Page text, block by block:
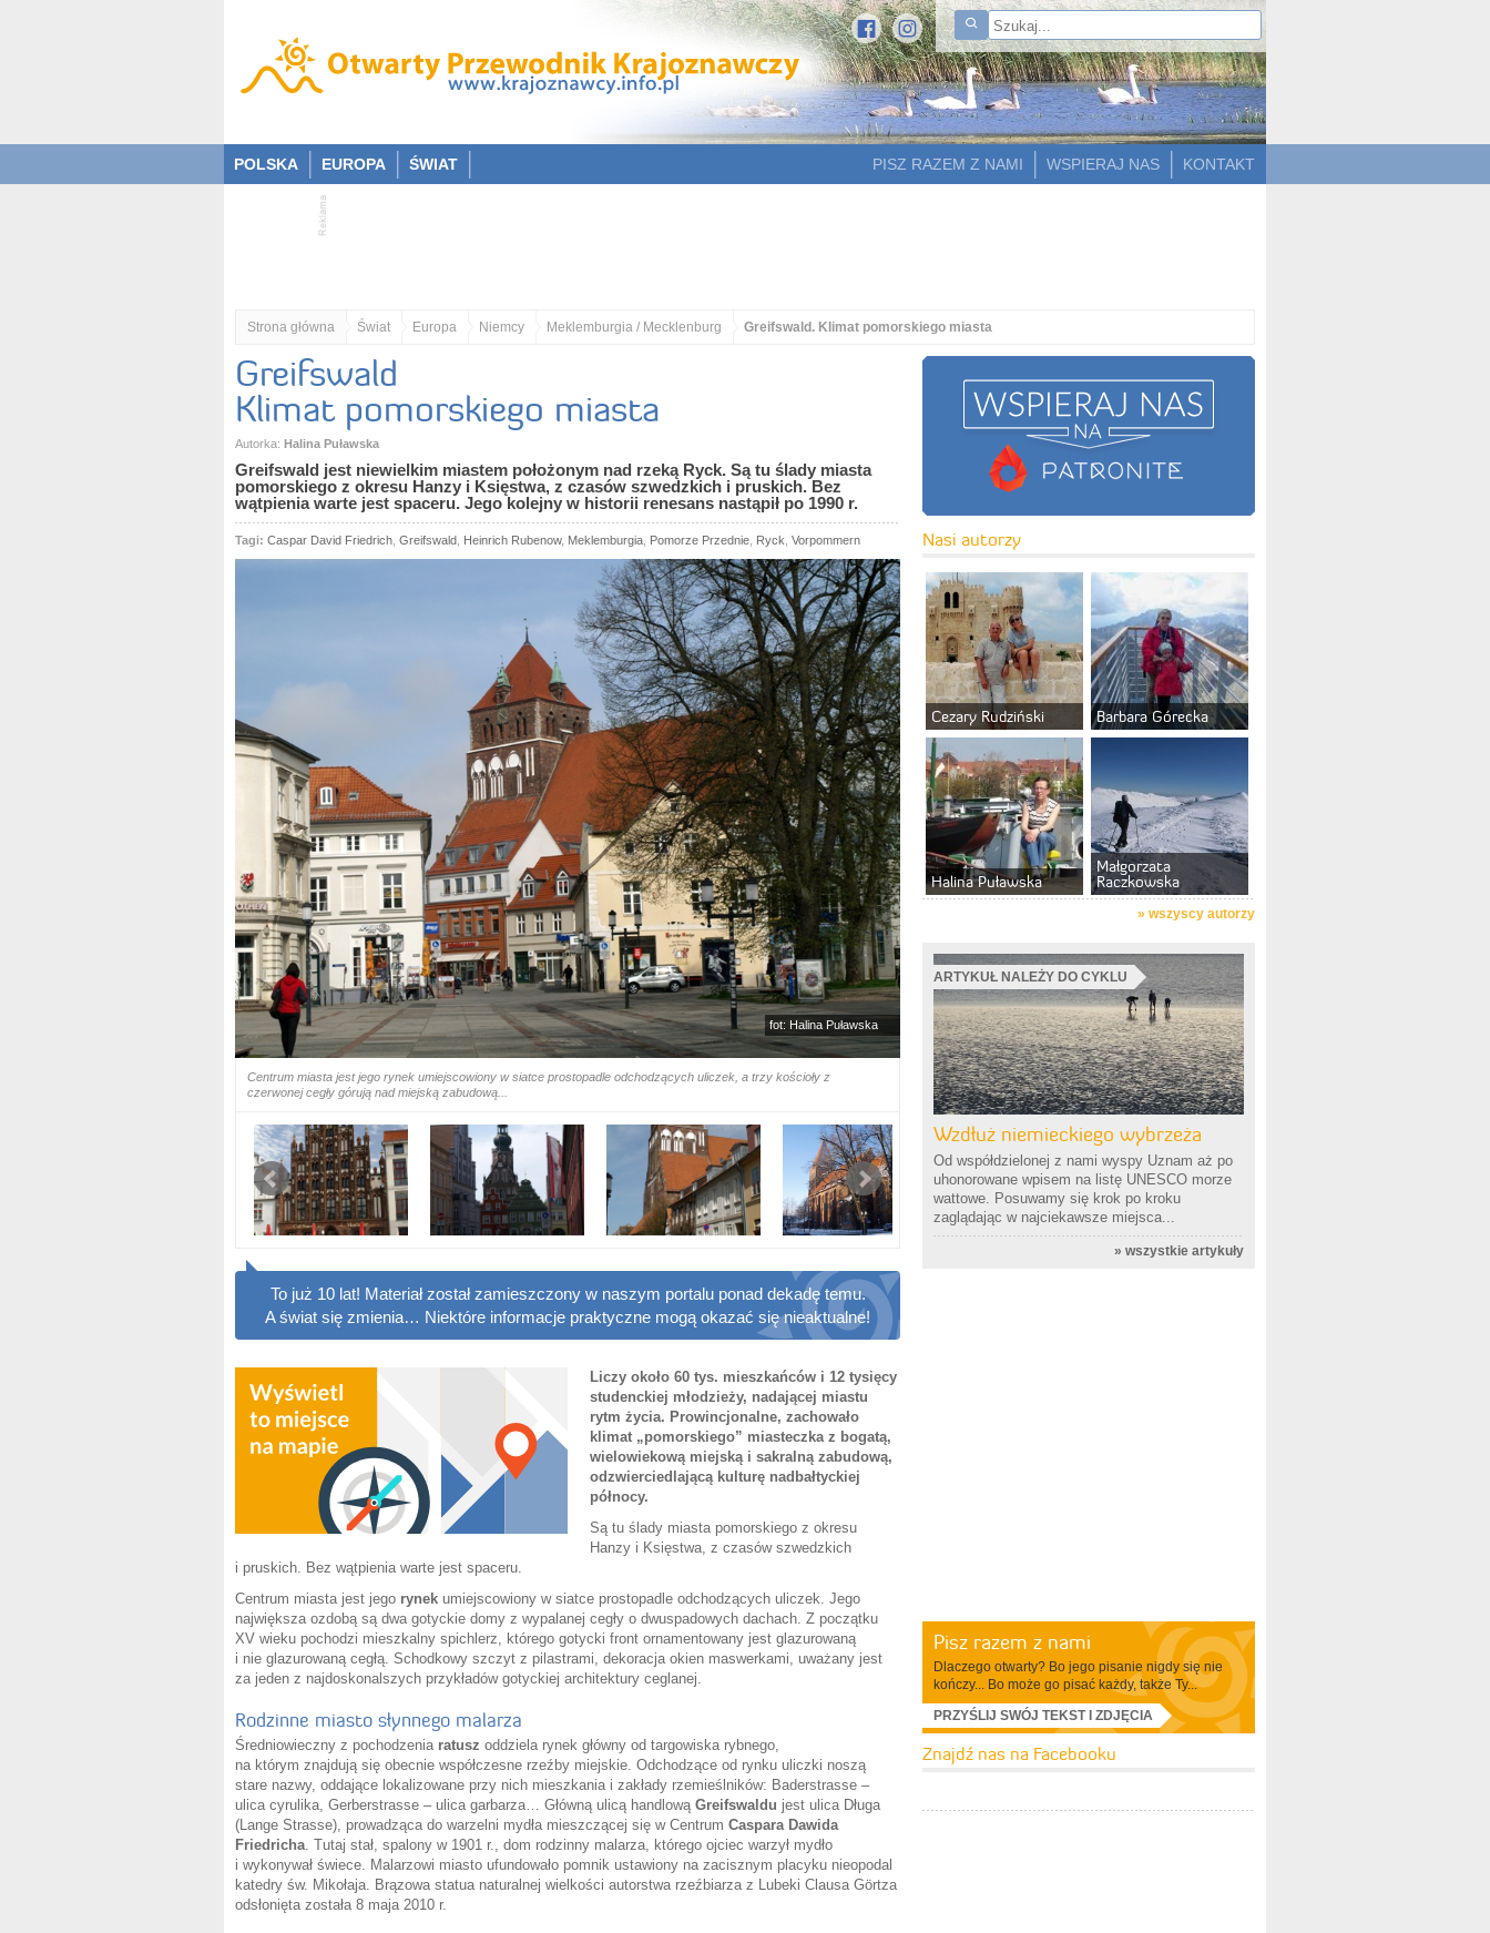
POLSKA EUROPA ŚWIAT KONTAKT
WSPIERAJ NAS
PISZ RAZEM Z NAMI
Strona główna Świat Europa Niemcy Meklemburgia / Mecklenburg Greifswald. Klimat pomorskiego miasta
Greifswald
Klimat pomorskiego miasta
Autorka: Halina Puławska
Greifswald jest niewielkim miastem położonym nad rzeką Ryck. Są tu ślady miasta
pomorskiego z okresu Hanzy i Księstwa, z czasów szwedzkich i pruskich. Bez
wątpienia warte jest spaceru. Jego kolejny w historii renesans nastąpił po 1990 r.
Tagi: Caspar David Friedrich Greifswald Heinrich Rubenow, Meklemburgia Pomorze Przednie Ryck Vorpommern
fot: Halina Puławska
Centrum miasta jest jego rynek umiejscowiony w siatce prostopadle odchodzących uliczek, a trzy kościoły z
czerwonej cegły górują nad miejską zabudową...
To już 10 lat! Materiał został zamieszczony w naszym portalu ponad dekadę temu.
A świat się zmienia… Niektóre informacje praktyczne mogą okazać się nieaktualne!
Liczy około 60 tys. mieszkańców i 12 tysięcy
studenckiej młodzieży, nadającej miastu
rytm życia. Prowincjonalne, zachowało
klimat „pomorskiego” miasteczka z bogatą,
wielowiekową miejską i sakralną zabudową,
odzwierciedlającą kulturę nadbałtyckiej
północy.
Są tu ślady miasta pomorskiego z okresu
Hanzy i Księstwa, z czasów szwedzkich
i pruskich. Bez wątpienia warte jest spaceru.
Centrum miasta jest jego rynek umiejscowiony w siatce prostopadle odchodzących uliczek. Jego
największa ozdobą są dwa gotyckie domy z wypalanej cegły o dwuspadowych dachach. Z początku
XV wieku pochodzi mieszkalny spichlerz, którego gotycki front ornamentowany jest glazurowaną
i nie glazurowaną cegłą. Schodkowy szczyt z pilastrami, dekoracja okien maswerkami, uważany jest
za jeden z najdoskonalszych przykładów gotyckiej architektury ceglanej.
Rodzinne miasto słynnego malarza
Średniowieczny z pochodzenia ratusz oddziela rynek główny od targowiska rybnego,
na którym znajdują się obecnie współczesne rzeźby miejskie. Odchodzące od rynku uliczki noszą
stare nazwy, oddające lokalizowane przy nich mieszkania i zakłady rzemieślników: Baderstrasse –
ulica cyrulika, Gerberstrasse – ulica garbarza… Główną ulicą handlową Greifswaldu jest ulica Długa
(Lange Strasse), prowadząca do warzelni mydła mieszczącej się w Centrum Caspara Dawida
Friedricha. Tutaj stał, spalony w 1901 r., dom rodzinny malarza, którego ojciec warzył mydło
i wykonywał świece. Malarzowi miasto ufundowało pomnik ustawiony na zacisznym placyku nieopodal
katedry św. Mikołaja. Brązowa statua naturalnej wielkości autorstwa rzeźbiarza z Lubeki Clausa Görtza
odsłonięta została 8 maja 2010 r.
Nasi autorzy
Cezary Rudziński Barbara Górecka
Halina Puławska
Małgorzata
Raczkowska
» wszyscy autorzy
ARTYKUŁ NALEŻY DO CYKLU
Wzdłuż niemieckiego wybrzeża
Od współdzielonej z nami wyspy Uznam aż po
uhonorowane wpisem na listę UNESCO morze
wattowe. Posuwamy się krok po kroku
zaglądając w najciekawsze miejsca...
» wszystkie artykuły
Pisz razem z nami
Dlaczego otwarty? Bo jego pisanie nigdy się nie
kończy... Bo może go pisać każdy, także Ty...
PRZYŚLIJ SWÓJ TEKST I ZDJĘCIA
Znajdź nas na Facebooku